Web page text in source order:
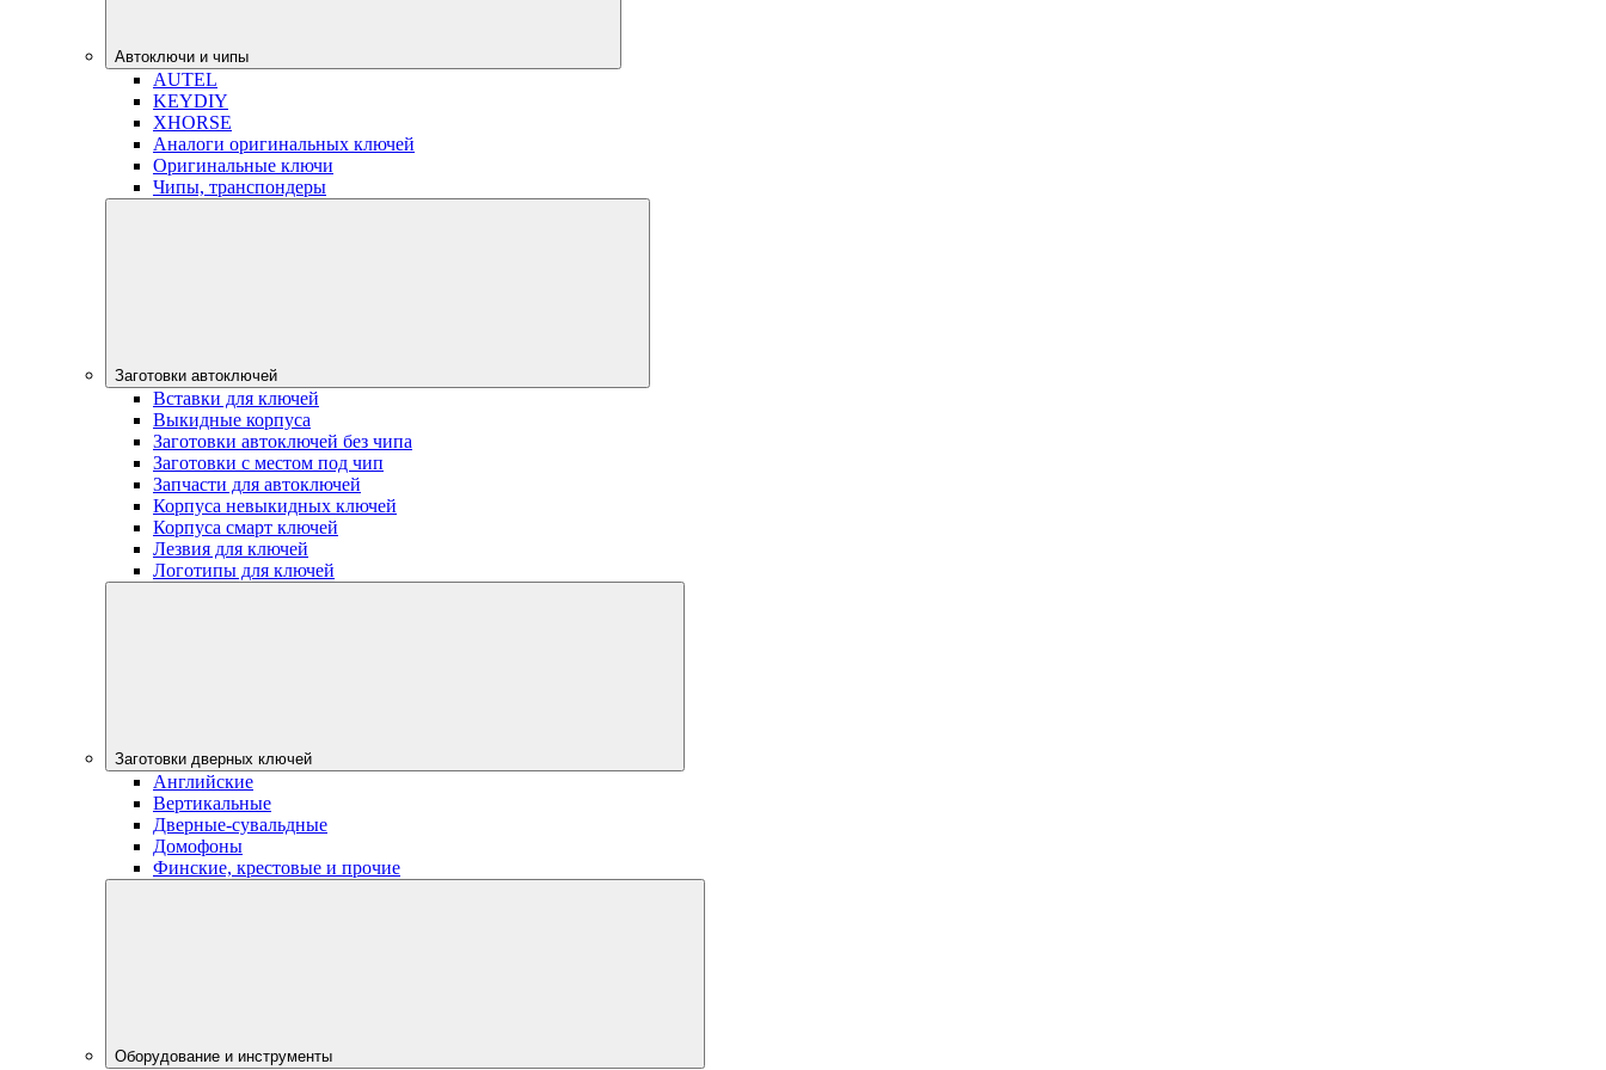
Автоключи и чипы
AUTEL
KEYDIY
XHORSE
Аналоги оригинальных ключей
Оригинальные ключи
Чипы, транспондеры
Заготовки автоключей
Вставки для ключей
Выкидные корпуса
Заготовки автоключей без чипа
Заготовки с местом под чип
Запчасти для автоключей
Корпуса невыкидных ключей
Корпуса смарт ключей
Лезвия для ключей
Логотипы для ключей
Заготовки дверных ключей
Английские
Вертикальные
Дверные-сувальдные
Домофоны
Финские, крестовые и прочие
Оборудование и инструменты